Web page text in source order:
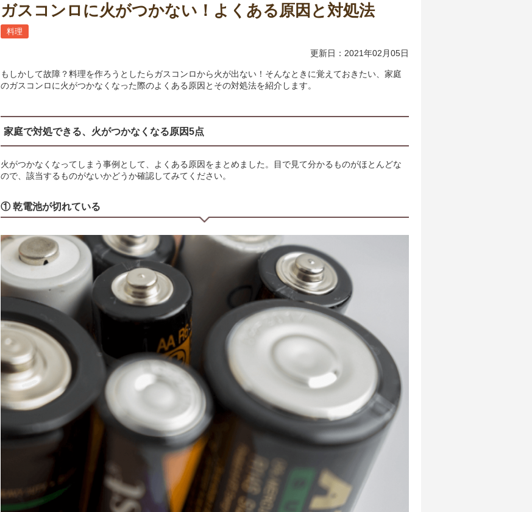
ガスコンロに火がつかない！よくある原因と対処法
料理
更新日：2021年02月05日
もしかして故障？料理を作ろうとしたらガスコンロから火が出ない！そんなときに覚えておきたい、家庭
のガスコンロに火がつかなくなった際のよくある原因とその対処法を紹介します。
家庭で対処できる、火がつかなくなる原因5点
火がつかなくなってしまう事例として、よくある原因をまとめました。目で見て分かるものがほとんどな
ので、該当するものがないかどうか確認してみてください。
① 乾電池が切れている